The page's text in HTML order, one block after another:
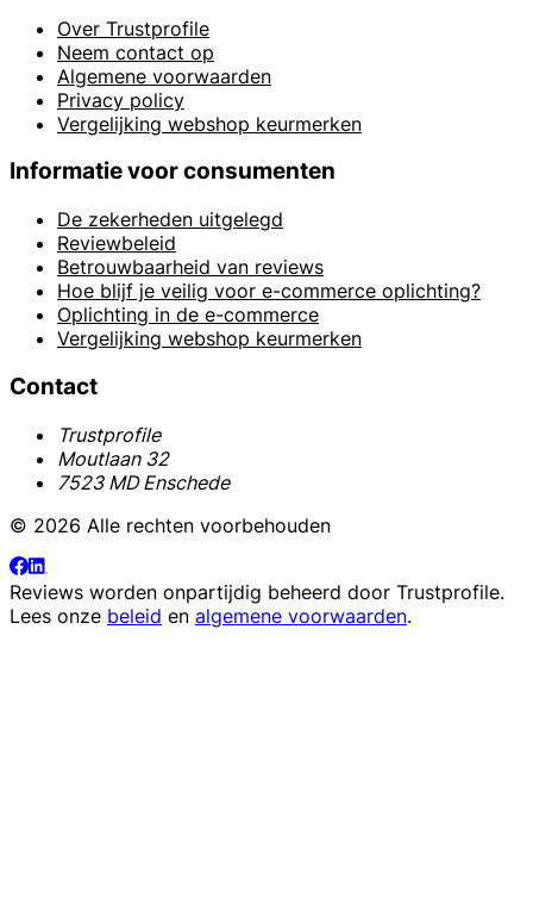
Over Trustprofile
Neem contact op
Algemene voorwaarden
Privacy policy
Vergelijking webshop keurmerken
Informatie voor consumenten
De zekerheden uitgelegd
Reviewbeleid
Betrouwbaarheid van reviews
Hoe blijf je veilig voor e-commerce oplichting?
Oplichting in de e-commerce
Vergelijking webshop keurmerken
Contact
Trustprofile
Moutlaan 32
7523 MD Enschede
© 2026 Alle rechten voorbehouden
Reviews worden onpartijdig beheerd door Trustprofile.
Lees onze beleid en algemene voorwaarden.